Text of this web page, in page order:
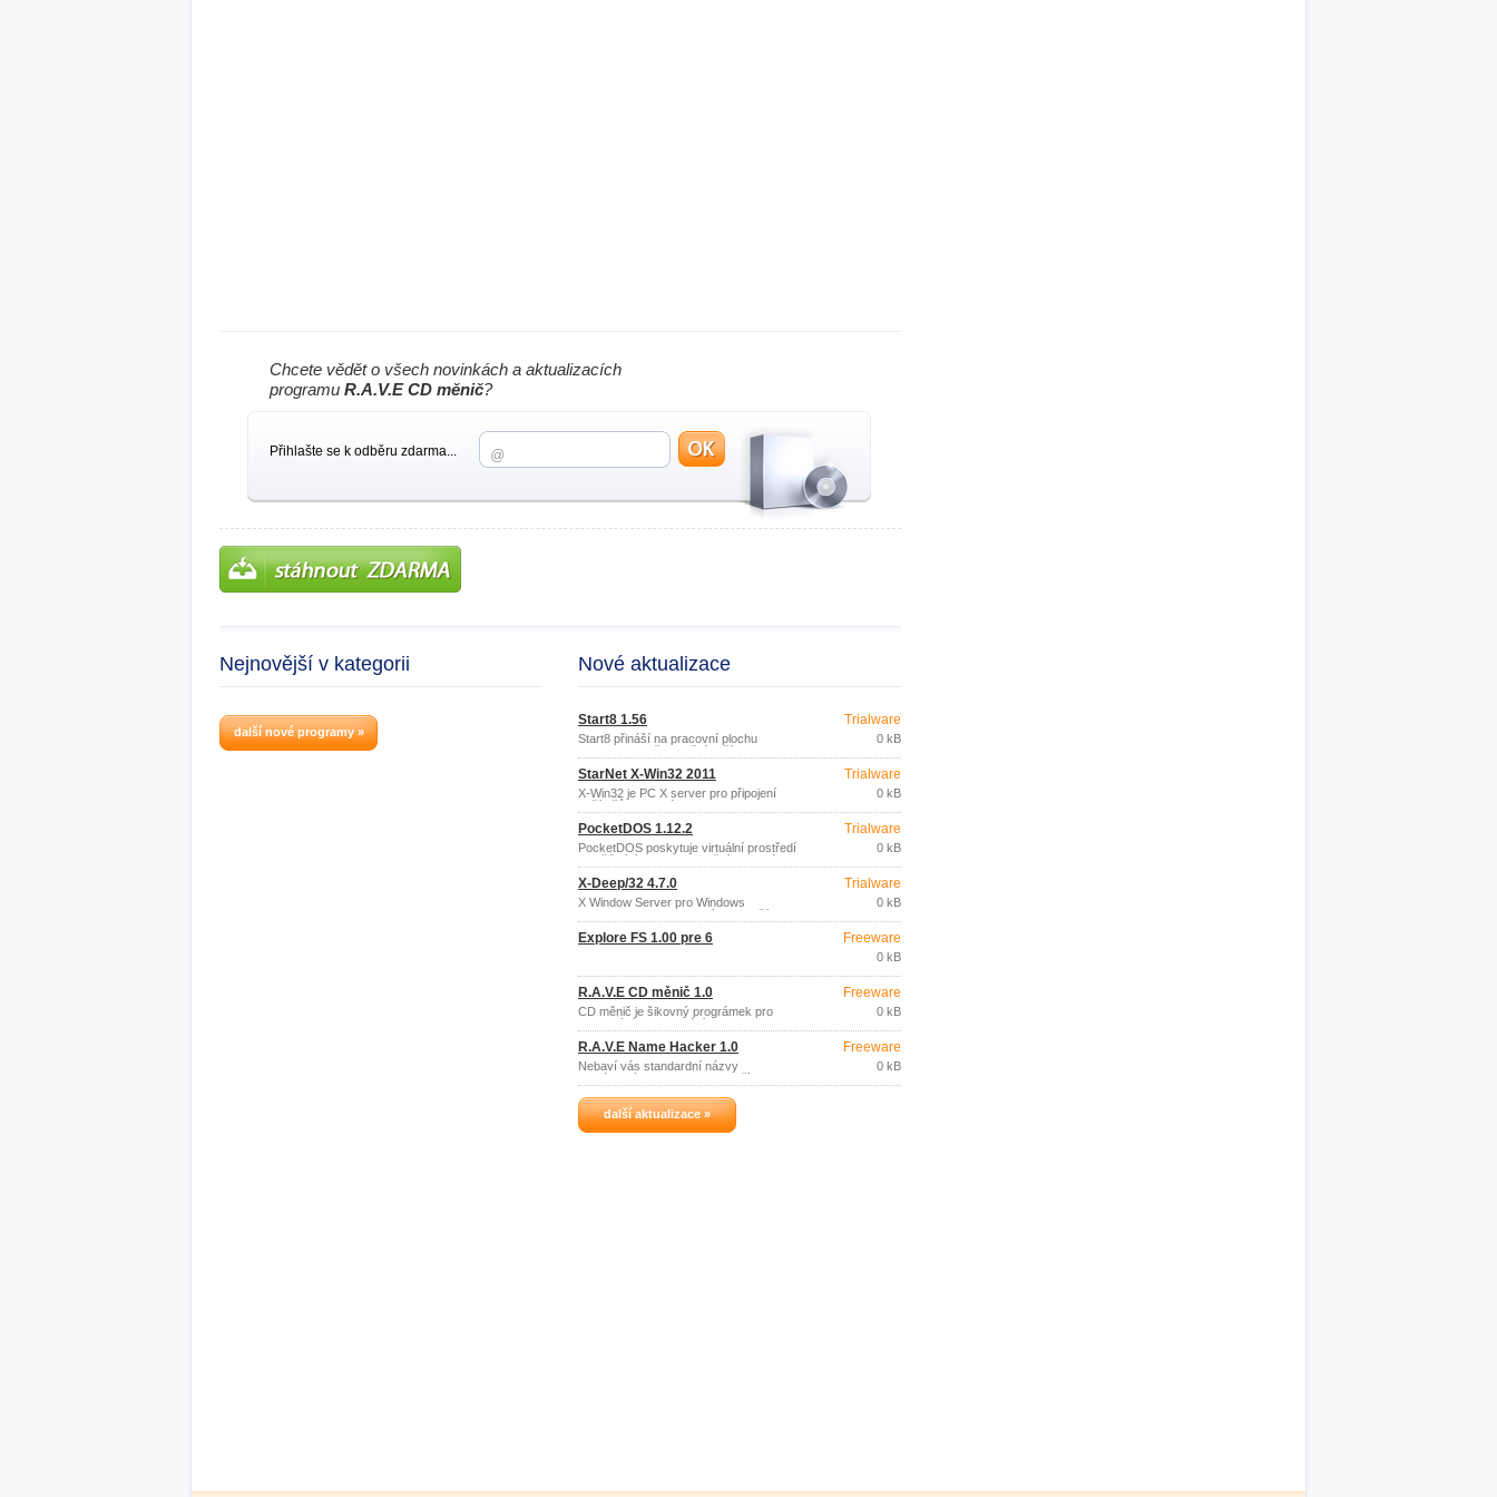
Chcete vědět o všech novinkách a aktualizacích
programu R.A.V.E CD měnič?
Přihlašte se k odběru zdarma...
Nejnovější v kategorii
další nové programy »
Nové aktualizace
Start8 1.56
Start8 přináší na pracovní plochu
Windows 8 zpět tradiční tlačítko a menu
Start.
Trialware
0 kB
StarNet X-Win32 2011
X-Win32 je PC X server pro připojení
počítačů se systémem Windows k UNIX
serverům jako jsou Sun Solaris, HP/UX,
IBM AIX, SCO, FreeBSD nebo počítačům
s různými distribucemi Linuxu (Red Hat,
SuSE, Mandrake apod.
Trialware
0 kB
PocketDOS 1.12.2
PocketDOS poskytuje virtuální prostředí
umožňující provoz operačního systému
DOS a DOS aplikací na kapesních
počítačích nebo telefonech SmartPhone
se systémy Windows CE (2.
Trialware
0 kB
X-Deep/32 4.7.0
X Window Server pro Windows
NT/2000/9X/ME/XP, který lze používat k
připojení k hostitelským systémům na
kterých běží UNIX, LINUX, IBM AIX, HP-
Trialware
0 kB
Explore FS 1.00 pre 6 Freeware
0 kB
R.A.V.E CD měnič 1.0
CD měnič je šikovný prográmek pro
vysouvání a zasouvání CD z mechaniky.
Freeware
0 kB
R.A.V.E Name Hacker 1.0
Nebaví vás standardní názvy
systémových ikon, jako je například
"Tento počítač", "Koš" nebo "Ovládací
panely"? NameHacker Vám je pomůže
snadno změnit.
Freeware
0 kB
další aktualizace »